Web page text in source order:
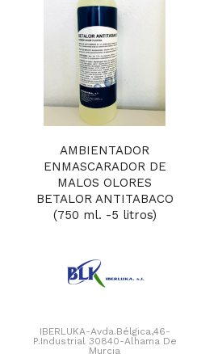
AMBIENTADOR
ENMASCARADOR DE
MALOS OLORES
BETALOR ANTITABACO
(750 ml. -5 litros)
IBERLUKA-Avda.Bélgica,46-
P.Industrial 30840-Alhama De
Murcia